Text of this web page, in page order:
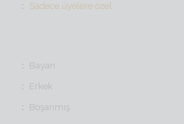
Sadece üyelere özel
Bayan
Erkek
Boşanmış